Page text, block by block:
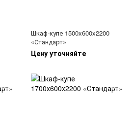
Шкаф-купе 1500x600x2200
«Стандарт»
Цену уточняйте